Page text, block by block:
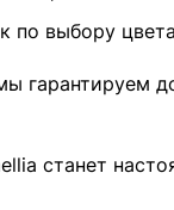
по выбору
гарантируем
станет